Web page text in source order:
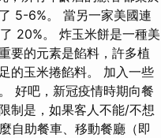
5-6%。 當另一家美國連
20%。 炸玉米餅是一種美
要的元素是餡料，許多植
的玉米捲餡料。 加入一些
好吧，新冠疫情時期向餐
制是，如果客人不能/不想
自助餐車、移動餐廳（即